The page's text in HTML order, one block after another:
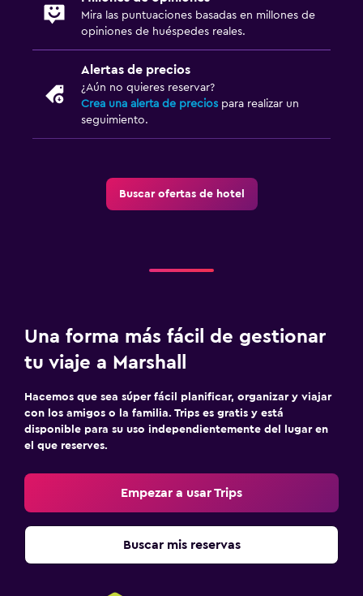
Mira las puntuaciones basadas en millones de
opiniones de huéspedes reales.
Alertas de precios
¿Aún no quieres reservar?
Crea una alerta de precios para realizar un
seguimiento.
Buscar ofertas de hotel
Una forma más fácil de gestionar
tu viaje a Marshall
Hacemos que sea súper fácil planificar, organizar y viajar
con los amigos o la familia. Trips es gratis y está
disponible para su uso independientemente del lugar en
el que reserves.
Empezar a usar Trips
Buscar mis reservas